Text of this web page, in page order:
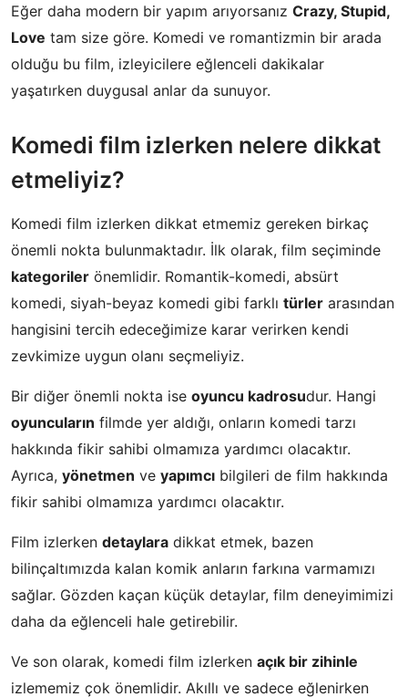
Eğer daha modern bir yapım arıyorsanız Crazy, Stupid,
Love tam size göre. Komedi ve romantizmin bir arada
olduğu bu film, izleyicilere eğlenceli dakikalar
yaşatırken duygusal anlar da sunuyor.
Komedi film izlerken nelere dikkat
etmeliyiz?
Komedi film izlerken dikkat etmemiz gereken birkaç
önemli nokta bulunmaktadır. İlk olarak, film seçiminde
kategoriler önemlidir. Romantik-komedi, absürt
komedi, siyah-beyaz komedi gibi farklı türler arasından
hangisini tercih edeceğimize karar verirken kendi
zevkimize uygun olanı seçmeliyiz.
Bir diğer önemli nokta ise oyuncu kadrosudur. Hangi
oyuncuların filmde yer aldığı, onların komedi tarzı
hakkında fikir sahibi olmamıza yardımcı olacaktır.
Ayrıca, yönetmen ve yapımcı bilgileri de film hakkında
fikir sahibi olmamıza yardımcı olacaktır.
Film izlerken detaylara dikkat etmek, bazen
bilinçaltımızda kalan komik anların farkına varmamızı
sağlar. Gözden kaçan küçük detaylar, film deneyimimizi
daha da eğlenceli hale getirebilir.
Ve son olarak, komedi film izlerken açık bir zihinle
izlememiz çok önemlidir. Akıllı ve sadece eğlenirken